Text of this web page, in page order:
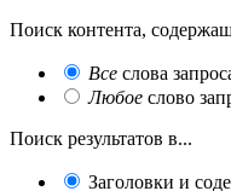
Поиск контента,
Все слова
Любое слово
Поиск результатов в...
Заголовки и